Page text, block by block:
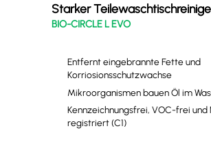
Starker
BIO-CIRCLE L EVO
Entfernt eingebrannte Fette und
Korriosionsschutzwachse
Mikroorganismen bauen Öl im
Kennzeichnungsfrei, VOC-frei und
registriert (C1)